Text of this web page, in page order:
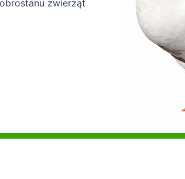
zwierząt